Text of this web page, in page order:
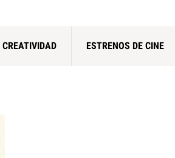
CREATIVIDAD ESTRENOS DE CINE